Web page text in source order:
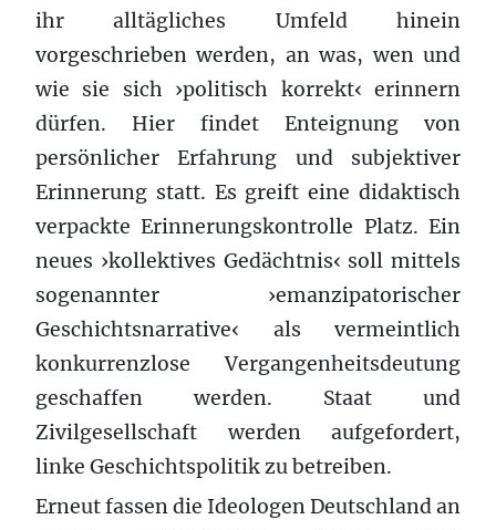
ihr alltägliches Umfeld hinein
vorgeschrieben werden, an was, wen und
wie sie sich ›politisch korrekt‹ erinnern
dürfen. Hier findet Enteignung von
persönlicher Erfahrung und subjektiver
Erinnerung statt. Es greift eine didaktisch
verpackte Erinnerungskontrolle Platz. Ein
neues ›kollektives Gedächtnis‹ soll mittels
sogenannter ›emanzipatorischer
Geschichtsnarrative‹ als vermeintlich
konkurrenzlose Vergangenheitsdeutung
geschaffen werden. Staat und
Zivilgesellschaft werden aufgefordert,
linke Geschichtspolitik zu betreiben.
Erneut fassen die Ideologen Deutschland an